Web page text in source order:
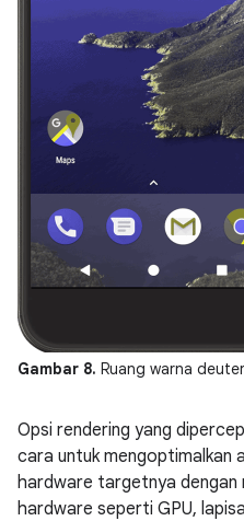
Gambar 8. Ruang warna
Opsi rendering yang
cara untuk mengoptimalkan
hardware targetnya
hardware seperti GPU,